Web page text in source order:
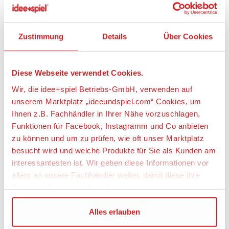
Zustimmung Details Über Cookies
Diese Webseite verwendet Cookies.
Wir, die idee+spiel Betriebs-GmbH, verwenden auf
unserem Marktplatz „ideeundspiel.com“ Cookies, um
Ihnen z.B. Fachhändler in Ihrer Nähe vorzuschlagen,
Funktionen für Facebook, Instagramm und Co anbieten
zu können und um zu prüfen, wie oft unser Marktplatz
besucht wird und welche Produkte für Sie als Kunden am
interessantesten ist. Wir geben diese Informationen vor
allem an unsere Fachhändler weiter, damit diese ihre
Wir verwenden den Google Tag Manager um weitere
Dienste einzubinden.
Alles erlauben
beginnen!
• Berrys Küche besteht aus einzelnen Elementen,
einer baubaren Frühstückstheke mit Hockern, einem
besonderen Baumpforte.
Teeparty im Wald vor.
• Pflücke Beeren an der besonderen Baumpforte und
dekoriere den Kuchen damit.
• Als Zubehör sind Beeren, eine Karotte, eine
Teekanne, ein Korb und zwei Tassen enthalten.
• Dieses Set bietet Kindern im Alter von 5 bis 12
Jahren ein altersgerechtes Bau- und Spielerlebnis.
• Berrys Küche ist 7 cm hoch, 14 cm breit und 3 cm
tief.
• Für ein besonderes Spielerlebnis mit den
Palasttieren lassen sich die Fensterauslagen und die
Bodenplatten der Baumpforte mit dem Set 41142